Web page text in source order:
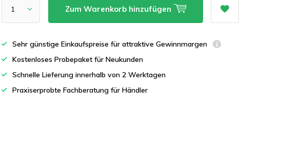
Zum Warenkorb hinzufügen
Sehr günstige Einkaufspreise für attraktive Gewinnmargen
Kostenloses Probepaket für Neukunden
Schnelle Lieferung innerhalb von 2 Werktagen
Praxiserprobte Fachberatung für Händler